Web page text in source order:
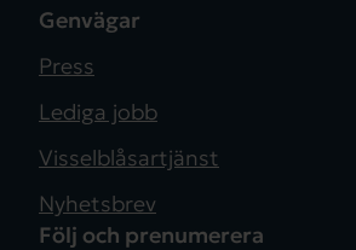
Genvägar
Press
Lediga jobb
Visselblåsartjänst
Nyhetsbrev
Följ och prenumerera